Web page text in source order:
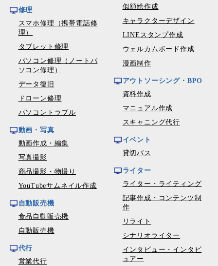
修理
スマホ修理（携帯電話修
理）
タブレット修理
パソコン修理（ノートパ
ソコン修理）
データ復旧
ドローン修理
パソコントラブル
動画・写真
動画作成・編集
写真撮影
商品撮影・物撮り
YouTubeサムネイル作成
自動販売機
食品自動販売機
自動販売機
代行
営業代行
似顔絵作成
キャラクターデザイン
LINEスタンプ作成
ウェルカムボード作成
漫画制作
アウトソーシング・BPO
資料作成
マニュアル作成
スキャニング代行
イベント
貸切バス
ライター
ライター・ライティング
記事作成・コンテンツ制
作
リライト
シナリオライター
インタビュー・インタビ
ュアー